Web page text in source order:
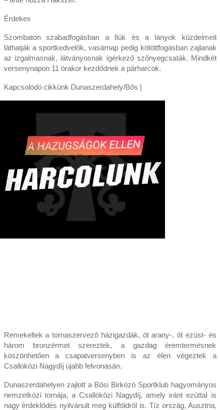
Érdekes
Szombaton szabadfogásban a fiúk és a lányok küzdelmeit
láthatják a sportkedvelők, vasárnap pedig kötöttfogásban zajlanak
az izgalmasnak, látványosnak ígérkező szőnyegcsaták. Mindkét
versenynapon 11 órakor kezdődnek a párharcok.
Kapcsolódó cikkünk Dunaszerdahely/Bős |
Remekeltek a tornaszervező házigazdák, öt arany-, öt ezüst- és
három bronzérmet szereztek, a gazdag éremtermésnek
köszönhetően a csapatversenyben is az élen végeztek a
Csallóközi Nagydíj újabb felvonásán.
Dunaszerdahelyen zajlott a Bősi Birkózó Sportklub hagyományos
nemzetközi tornája, a Csallóközi Nagydíj, amely iránt ezúttal is
nagy érdeklődés nyilvánult meg külföldről is. Tíz ország, Ausztria,